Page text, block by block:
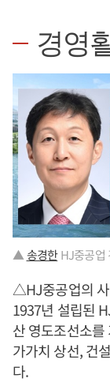
경영
▲송경한HJ중공업
△HJ중공업의
1937년 설립된
산 영도조선소를
가가치 상선, 건
다.